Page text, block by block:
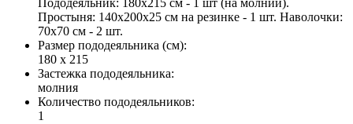
Пододеяльник: 180х215 см - 1 шт (на молнии).
Простыня: 140х200х25 см на резинке - 1 шт. Наволочки:
70х70 см - 2 шт.
Размер пододеяльника (см):
180 х 215
Застежка пододеяльника:
молния
Количество пододеяльников:
1